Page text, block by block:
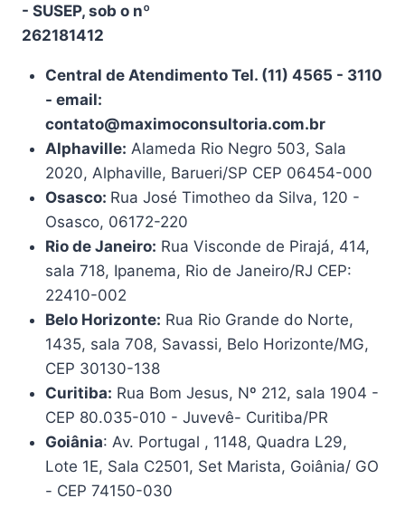
- SUSEP, sob o nº
262181412
Central de Atendimento Tel. (11) 4565 - 3110
- email:
contato@maximoconsultoria.com.br
Alphaville: Alameda Rio Negro 503, Sala
2020, Alphaville, Barueri/SP CEP 06454-000
Osasco: Rua José Timotheo da Silva, 120 -
Osasco, 06172-220
Rio de Janeiro: Rua Visconde de Pirajá, 414,
sala 718, Ipanema, Rio de Janeiro/RJ CEP:
22410-002
Belo Horizonte: Rua Rio Grande do Norte,
1435, sala 708, Savassi, Belo Horizonte/MG,
CEP 30130-138
Curitiba: Rua Bom Jesus, Nº 212, sala 1904 -
CEP 80.035-010 - Juvevê- Curitiba/PR
Goiânia: Av. Portugal , 1148, Quadra L29,
Lote 1E, Sala C2501, Set Marista, Goiânia/ GO
- CEP 74150-030